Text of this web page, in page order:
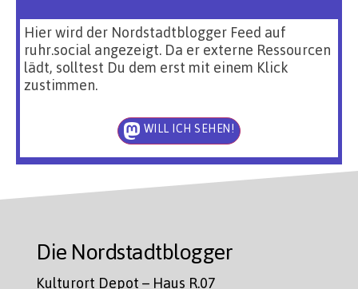
Hier wird der Nordstadtblogger Feed auf
ruhr.social angezeigt. Da er externe Ressourcen
lädt, solltest Du dem erst mit einem Klick
zustimmen.
WILL ICH SEHEN!
Die Nordstadtblogger
Kulturort Depot – Haus R.07